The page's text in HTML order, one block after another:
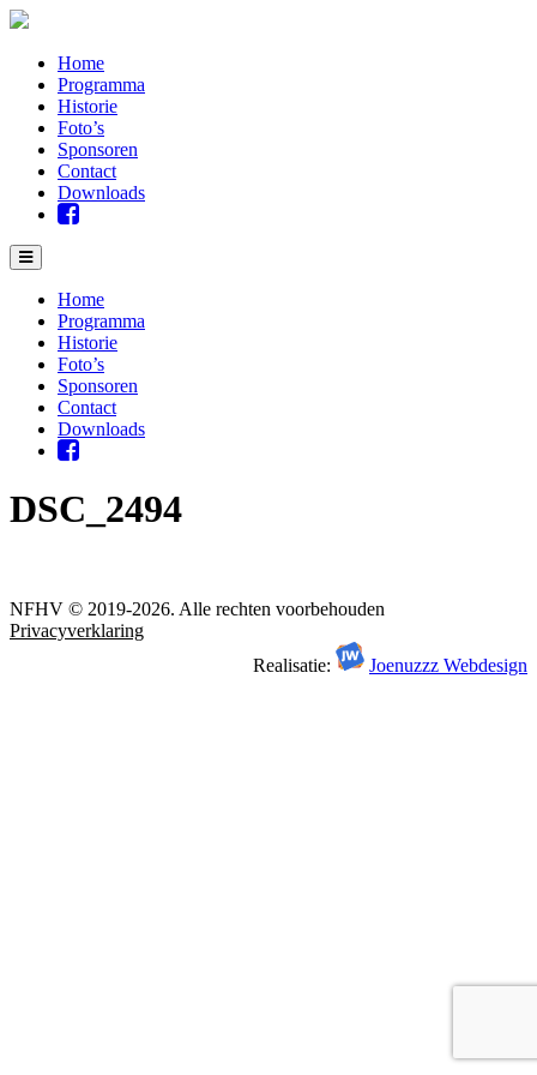
Home
Programma
Historie
Foto’s
Sponsoren
Contact
Downloads
Home
Programma
Historie
Foto’s
Sponsoren
Contact
Downloads
DSC_2494
NFHV © 2019-2026. Alle rechten voorbehouden
Privacyverklaring
Realisatie:
Joenuzzz Webdesign